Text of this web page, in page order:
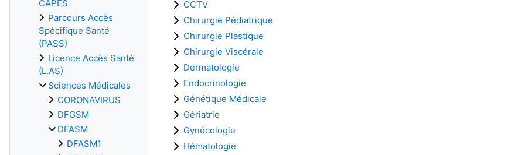
CCTV
Chirurgie Pédiatrique
Chirurgie Plastique
Chirurgie Viscérale
Dermatologie
Endocrinologie
Génétique Médicale
Gériatrie
Gynécologie
Hématologie
CAPES
Parcours Accès
Spécifique Santé
(PASS)
Licence Accès Santé
(L.AS)
Sciences Médicales
CORONAVIRUS
DFGSM
DFASM
DFASM1